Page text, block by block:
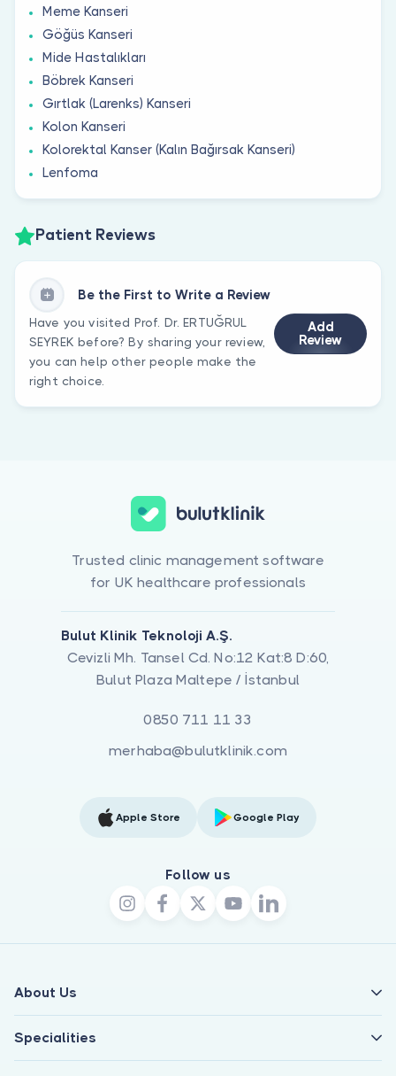
Meme Kanseri
Göğüs Kanseri
Mide Hastalıkları
Böbrek Kanseri
Gırtlak (Larenks) Kanseri
Kolon Kanseri
Kolorektal Kanser (Kalın Bağırsak Kanseri)
Lenfoma
Patient Reviews
Be the First to Write a Review
Have you visited Prof. Dr. ERTUĞRUL
SEYREK before? By sharing your review,
you can help other people make the
right choice.
Add
Review
Trusted clinic management software
for UK healthcare professionals
Bulut Klinik Teknoloji A.Ş.
Cevizli Mh. Tansel Cd. No:12 Kat:8 D:60,
Bulut Plaza Maltepe / İstanbul
0850 711 11 33
merhaba@bulutklinik.com
Apple Store Google Play
Follow us
About Us
Specialities